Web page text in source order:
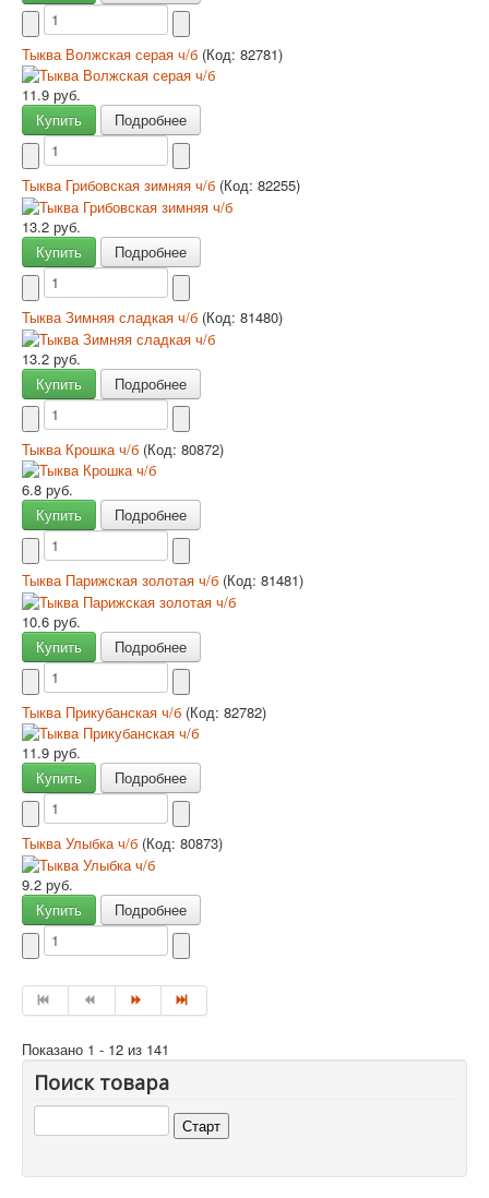
Тыква Волжская серая ч/б (Код: 82781)
11.9 руб.
Купить
Подробнее
Тыква Грибовская зимняя ч/б (Код: 82255)
13.2 руб.
Купить
Подробнее
Тыква Зимняя сладкая ч/б (Код: 81480)
13.2 руб.
Купить
Подробнее
Тыква Крошка ч/б (Код: 80872)
6.8 руб.
Купить
Подробнее
Тыква Парижская золотая ч/б (Код: 81481)
10.6 руб.
Купить
Подробнее
Тыква Прикубанская ч/б (Код: 82782)
11.9 руб.
Купить
Подробнее
Тыква Улыбка ч/б (Код: 80873)
9.2 руб.
Купить
Подробнее
Показано 1 - 12 из 141
Поиск товара